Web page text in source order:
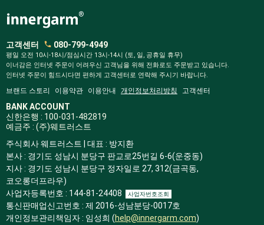
고객센터 080-799-4949
평일 오전 10시-18시/점심시간 13시-14시 (토, 일, 공휴일 휴무)
이너감은 인터넷 주문이 어려우신 고객님을 위해 전화로도 주문받고 있습니다.
인터넷 주문이 힘드시다면 편하게 고객센터로 연락해 주시기 바랍니다.
브랜드 스토리 이용약관 이용안내 개인정보처리방침 고객센터
BANK ACCOUNT
신한은행 : 100-031-482819
예금주 : (주)웨트러스트
주식회사 웨트러스트 | 대표 : 방지환
본사 : 경기도 성남시 분당구 판교로25번길 6-6(운중동)
지사 : 경기도 성남시 분당구 정자일로 27, 312(금곡동,
코오롱더프라우)
사업자등록번호 : 144-81-24408
사업자번호조회
통신판매업신고번호 : 제 2016-성남분당-0017호
개인정보관리책임자 : 임성희 (help@innergarm.com)